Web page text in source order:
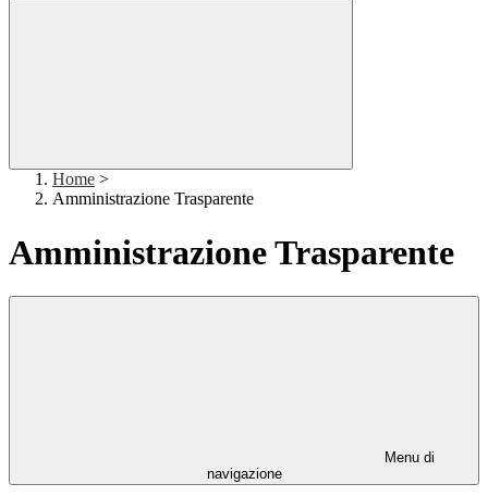
Home >
Amministrazione Trasparente
Amministrazione Trasparente
Menu di
navigazione